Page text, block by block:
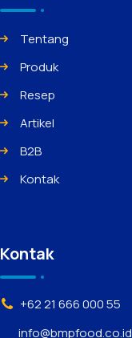
Tentang
Produk
Resep
Artikel
B2B
Kontak
Kontak
+62 21 666 000 55
info@bmpfood.co.id